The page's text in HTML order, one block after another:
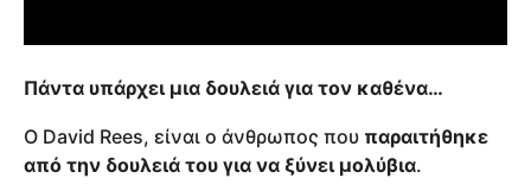
Πάντα υπάρχει μια δουλειά για τον καθένα…
Ο David Rees, είναι ο άνθρωπος που παραιτήθηκε
από την δουλειά του για να ξύνει μολύβια.